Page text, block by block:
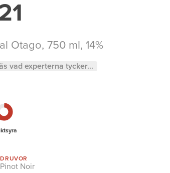
Otago, 750 ml, 14%
vad experterna tycker...
DRUVOR
Pinot Noir